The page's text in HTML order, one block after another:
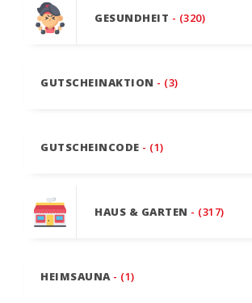
GESUNDHEIT - (320)
GUTSCHEINAKTION - (3)
GUTSCHEINCODE - (1)
HAUS & GARTEN - (317)
HEIMSAUNA - (1)